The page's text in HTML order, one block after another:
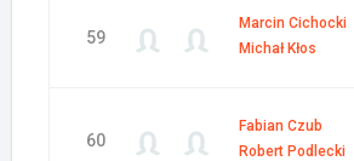
59
Marcin Cichocki
Michał Kłos
60
Fabian Czub
Robert Podlecki